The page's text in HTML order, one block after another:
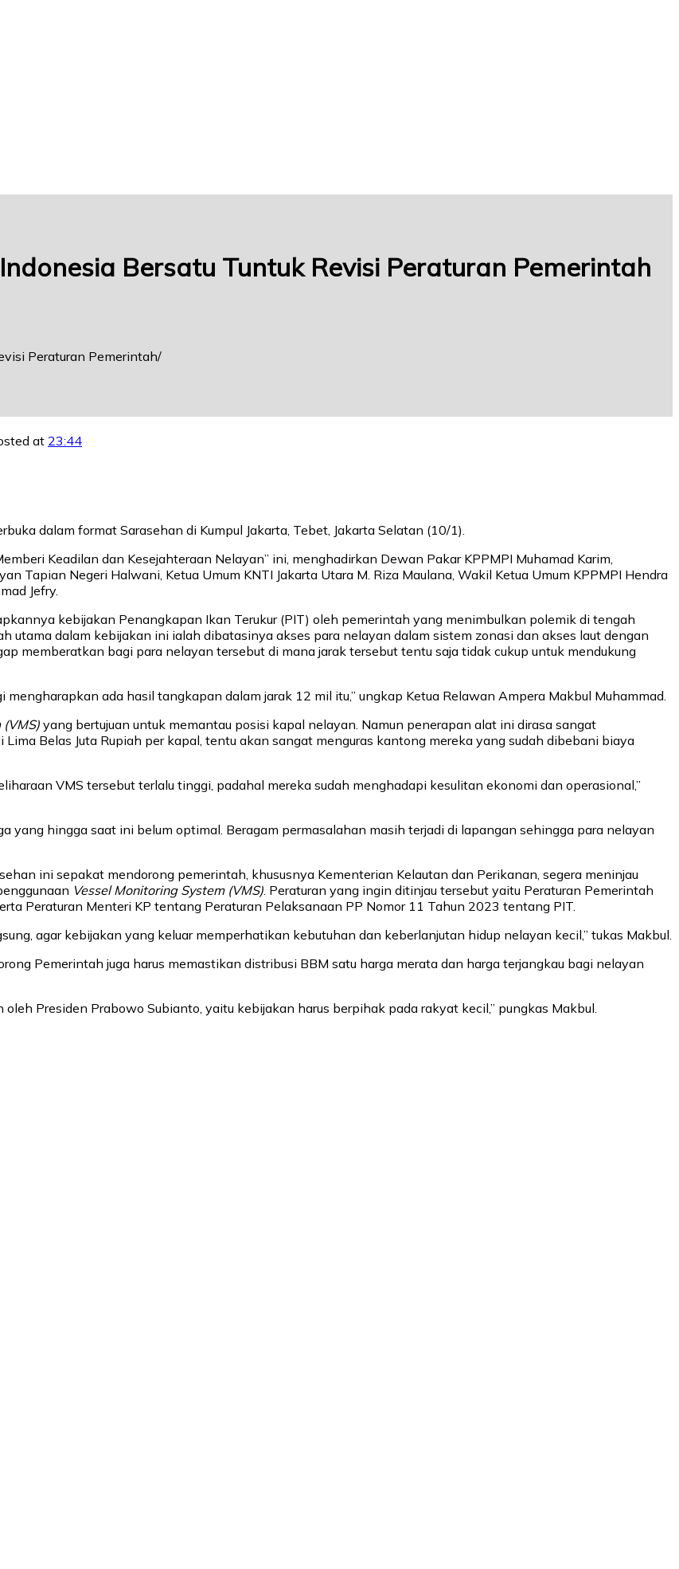
Bersatu Tuntuk Revisi Peraturan Pemerintah
Peraturan Pemerintah
at 23:44
dalam format Sarasehan di Kumpul Jakarta, Tebet, Jakarta Selatan (10/1).
Keadilan dan Kesejahteraan Nelayan” ini, menghadirkan Dewan Pakar KPPMPI Muhamad Karim,
Tapian Negeri Halwani, Ketua Umum KNTI Jakarta Utara M. Riza Maulana, Wakil Ketua Umum KPPMPI Hendra
Jefry.
kebijakan Penangkapan Ikan Terukur (PIT) oleh pemerintah yang menimbulkan polemik di tengah
utama dalam kebijakan ini ialah dibatasinya akses para nelayan dalam sistem zonasi dan akses laut dengan
memberatkan bagi para nelayan tersebut di mana jarak tersebut tentu saja tidak cukup untuk mendukung
ada hasil tangkapan dalam jarak 12 mil itu,” ungkap Ketua Relawan Ampera Makbul Muhammad.
(VMS)yang bertujuan untuk memantau posisi kapal nelayan. Namun penerapan alat ini dirasa sangat
Belas Juta Rupiah per kapal, tentu akan sangat menguras kantong mereka yang sudah dibebani biaya
VMS tersebut terlalu tinggi, padahal mereka sudah menghadapi kesulitan ekonomi dan operasional,”
yang hingga saat ini belum optimal. Beragam permasalahan masih terjadi di lapangan sehingga para nelayan
ini sepakat mendorong pemerintah, khususnya Kementerian Kelautan dan Perikanan, segera meninjau
Vessel Monitoring System (VMS) . Peraturan yang ingin ditinjau tersebut yaitu Peraturan Pemerintah
Peraturan Menteri KP tentang Peraturan Pelaksanaan PP Nomor 11 Tahun 2023 tentang PIT.
agar kebijakan yang keluar memperhatikan kebutuhan dan keberlanjutan hidup nelayan kecil,” tukas Makbul.
Pemerintah juga harus memastikan distribusi BBM satu harga merata dan harga terjangkau bagi nelayan
Presiden Prabowo Subianto, yaitu kebijakan harus berpihak pada rakyat kecil,” pungkas Makbul.